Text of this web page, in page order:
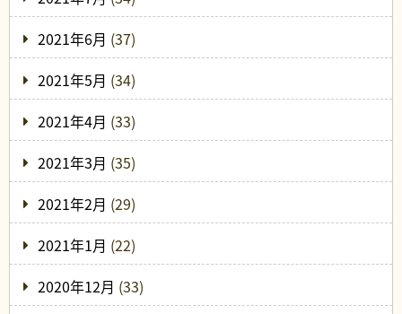
2021年6月 (37)
2021年5月 (34)
2021年4月 (33)
2021年3月 (35)
2021年2月 (29)
2021年1月 (22)
2020年12月 (33)